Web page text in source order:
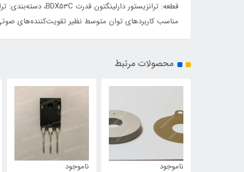
مناسب کاربردهای توان متوسط نظیر تقویت‌کننده‌های
محصولات مرتبط
ناموجود ناموجود